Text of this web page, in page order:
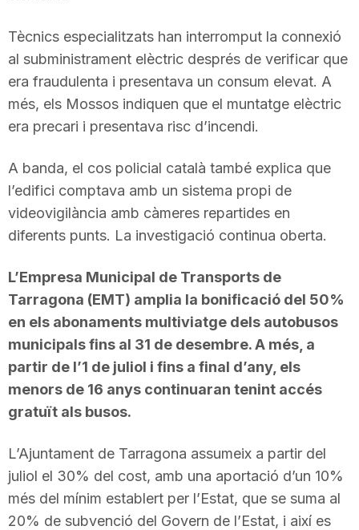
Tècnics especialitzats han interromput la connexió
al subministrament elèctric després de verificar que
era fraudulenta i presentava un consum elevat. A
més, els Mossos indiquen que el muntatge elèctric
era precari i presentava risc d’incendi.
A banda, el cos policial català també explica que
l’edifici comptava amb un sistema propi de
videovigilància amb càmeres repartides en
diferents punts. La investigació continua oberta.
L’Empresa Municipal de Transports de
Tarragona (EMT) amplia la bonificació del 50%
en els abonaments multiviatge dels autobusos
municipals fins al 31 de desembre. A més, a
partir de l’1 de juliol i fins a final d’any, els
menors de 16 anys continuaran tenint accés
gratuït als busos.
L’Ajuntament de Tarragona assumeix a partir del
juliol el 30% del cost, amb una aportació d’un 10%
més del mínim establert per l’Estat, que se suma al
20% de subvenció del Govern de l’Estat, i així es